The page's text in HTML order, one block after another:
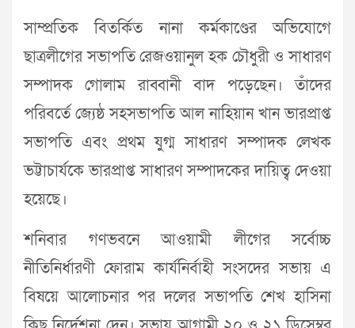
সাম্প্রতিক বিতর্কিত নানা কর্মকাণ্ডের অভিযোগে
ছাত্রলীগের সভাপতি রেজওয়ানুল হক চৌধুরী ও সাধারণ
সম্পাদক গোলাম রাব্বানী বাদ পড়েছেন। তাঁদের
পরিবর্তে জ্যেষ্ঠ সহসভাপতি আল নাহিয়ান খান ভারপ্রাপ্ত
সভাপতি এবং প্রথম যুগ্ম সাধারণ সম্পাদক লেখক
ভট্টাচার্যকে ভারপ্রাপ্ত সাধারণ সম্পাদকের দায়িত্ব দেওয়া
হয়েছে।
শনিবার গণভবনে আওয়ামী লীগের সর্বোচ্চ
নীতিনির্ধারণী ফোরাম কার্যনির্বাহী সংসদের সভায় এ
বিষয়ে আলোচনার পর দলের সভাপতি শেখ হাসিনা